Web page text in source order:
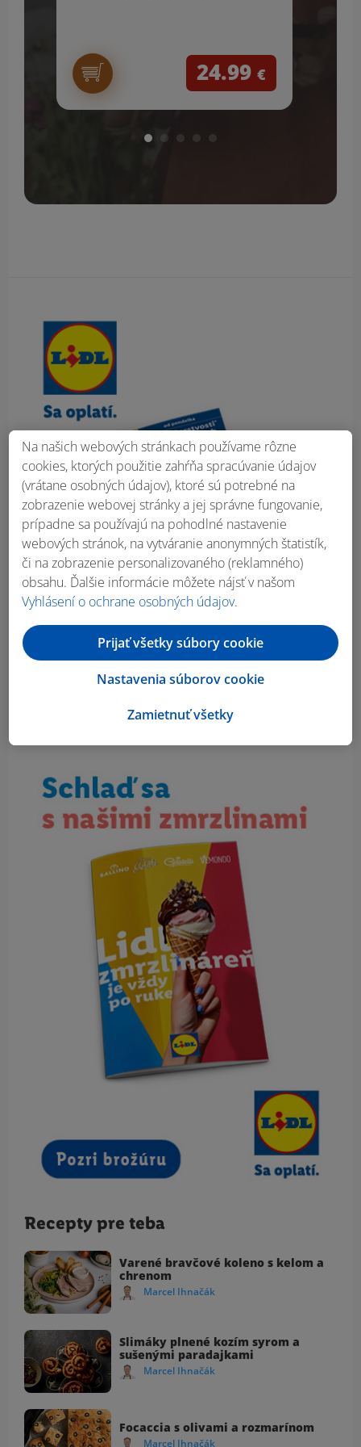
24.99 €
Recepty pre teba
Varené bravčové koleno s kelom a
chrenom
Marcel Ihnačák
Slimáky plnené kozím syrom a
sušenými paradajkami
Marcel Ihnačák
Focaccia s olivami a rozmarínom
Marcel Ihnačák
Na našich webových stránkach používame rôzne
cookies, ktorých použitie zahŕňa spracúvanie údajov
(vrátane osobných údajov), ktoré sú potrebné na
zobrazenie webovej stránky a jej správne fungovanie,
prípadne sa používajú na pohodlné nastavenie
webových stránok, na vytváranie anonymných štatistík,
či na zobrazenie personalizovaného (reklamného)
obsahu. Ďalšie informácie môžete nájsť v našom
Vyhlásení o ochrane osobných údajov.
Zamietnuť všetky
Nastavenia súborov cookie
Prijať všetky súbory cookie